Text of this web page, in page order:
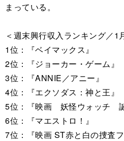
まっている。
＜週末興行収入ランキング／1
1位：『ベイマックス』
2位：『ジョーカー・ゲーム』
3位：『ANNIE／アニー』
4位：『エクソダス：神と王』
5位：『映画 妖怪ウォッチ 誕
6位：『マエストロ！』
7位：『映画 ST赤と白の捜査フ